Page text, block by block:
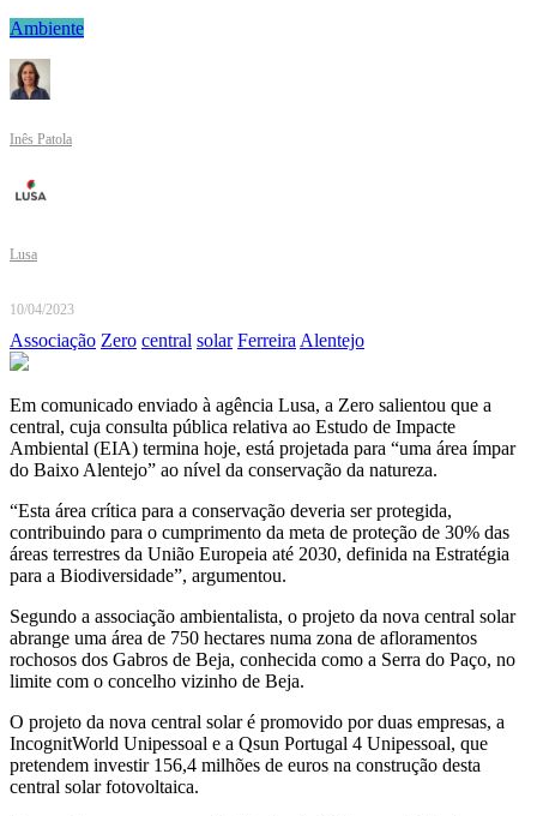
Ambiente
Inês Patola
Lusa
10/04/2023
Associação Zero central solar FerreiraAlentejo
Em comunicado enviado à agência Lusa, a Zero salientou que a
central, cuja consulta pública relativa ao Estudo de Impacte
Ambiental (EIA) termina hoje, está projetada para “uma área ímpar
do Baixo Alentejo” ao nível da conservação da natureza.
“Esta área crítica para a conservação deveria ser protegida,
contribuindo para o cumprimento da meta de proteção de 30% das
áreas terrestres da União Europeia até 2030, definida na Estratégia
para a Biodiversidade”, argumentou.
Segundo a associação ambientalista, o projeto da nova central solar
abrange uma área de 750 hectares numa zona de afloramentos
rochosos dos Gabros de Beja, conhecida como a Serra do Paço, no
limite com o concelho vizinho de Beja.
O projeto da nova central solar é promovido por duas empresas, a
IncognitWorld Unipessoal e a Qsun Portugal 4 Unipessoal, que
pretendem investir 156,4 milhões de euros na construção desta
central solar fotovoltaica.